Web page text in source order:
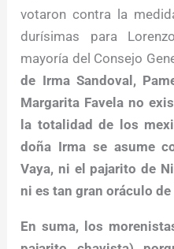
votaron contra la
durísimas para
mayoría del Consejo
de Irma Sandoval,
Margarita Favela no
la totalidad de los
doña Irma se asume
Vaya, ni el pajarito de
ni es tan gran oráculo
En suma, los